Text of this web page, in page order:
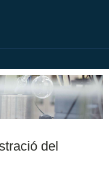
del